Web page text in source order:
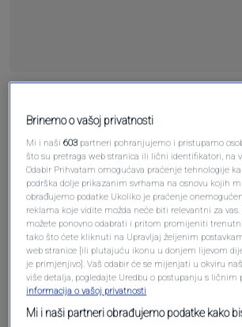
Pošalji komentar
Brinemo o vašoj privatnosti
Mi i naši603 partneri pohranjujemo i pristupamo
što su pretraga web stranica ili lični identifikatori, na
Odabir Prihvatam omogućava praćenje tehnologije
podrška dolje prikazanim svrhama na osnovu kojih
obrađujemo podatke Ukoliko je praćenje
reklama koje vidite možda neće biti relevantni za vas.
možete ponovno odabrati i pritom promijeniti
tako što ćete kliknuti na Upravljaj željenim
web stranice [ili plutajuću ikonu u donjem lijevom
je primjenjivo]. Vaš odabir će se mijenjati u okviru
više detalja, pogledajte Uredbu o postupanju s ličnim
informacija o vašoj privatnosti
Mi i naši partneri obrađujemo podatke kako